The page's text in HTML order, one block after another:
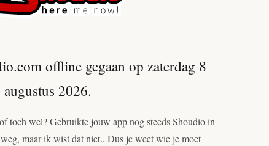
offline gegaan op zaterdag 8
augustus 2026.
toch wel? Gebruikte jouw app nog steeds Shoudio in
maar ik wist dat niet.. Dus je weet wie je moet